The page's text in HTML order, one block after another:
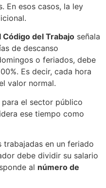
En esos casos, la ley
del Trabajo señala
de descanso
o feriados, debe
Es decir, cada hora
valor normal.
el sector público
ese tiempo como
en un feriado
debe dividir su salario
al número de